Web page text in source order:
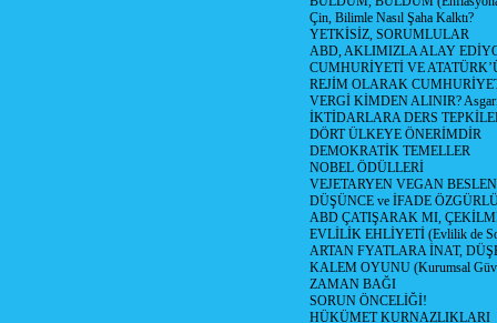
Çin, Bilimle Nasıl Şaha Kalktı?
YETKİSİZ, SORUMLULAR
ABD, AKLIMIZLA ALAY
CUMHURİYETİ VE
REJİM OLARAK
VERGİ KİMDEN ALINIR?
İKTİDARLARA DERS
DÖRT ÜLKEYE ÖNERİMDİR
DEMOKRATİK TEMELLER
NOBEL ÖDÜLLERİ
VEJETARYEN VEGAN
DÜŞÜNCE ve İFADE
ABD ÇATIŞARAK MI,
EVLİLİK EHLİYETİ (Evlilik de
ARTAN FYATLARA İNAT,
KALEM OYUNU (Kurumsal
ZAMAN BAĞI
SORUN ÖNCELİĞİ!
HÜKÜMET KURNAZLIKLARI